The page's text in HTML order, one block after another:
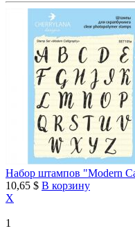
Набор штампов "Modern
10,65 $ В корзину
X
1